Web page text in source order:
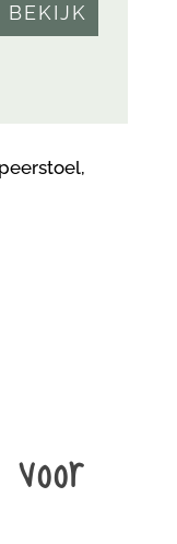
BEKIJK